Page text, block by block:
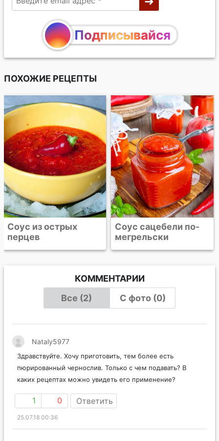
Подписывайся
ПОХОЖИЕ РЕЦЕПТЫ
Соус из острых
перцев
Соус сацебели по-
мегрельски
КОММЕНТАРИИ
Все (2)
С фото (0)
Nataly5977
Здравствуйте. Хочу приготовить, тем более есть
пюрированный чернослив. Только с чем подавать? В
каких рецептах можно увидеть его применение?
1 0 Ответить
25.07.18 00:36